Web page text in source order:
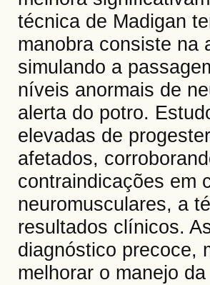
técnica de Madigan
manobra consiste na
simulando a
níveis anormais de
alerta do potro.
elevadas de
afetados,
contraindicações em
neuromusculares, a
resultados clínicos.
diagnóstico precoce,
melhorar o manejo